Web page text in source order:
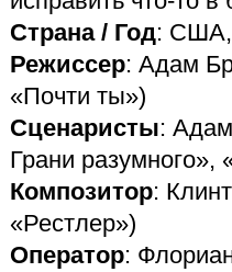
Страна / Год: США,
Режиссер: Адам
«Почти ты»)
Сценаристы:
Грани разумного»,
Композитор:
«Рестлер»)
Оператор: